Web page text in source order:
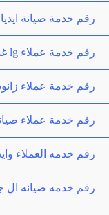
رقم خدمة صيانة
رقم خدمة عملاء lg غسالات تركيب
رقم خدمة عملاء
رقم خدمة عملاء
رقم خدمه العملاء
رقم خدمه صيانه ال